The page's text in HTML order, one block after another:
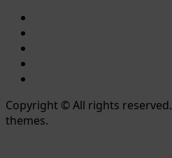
Copyright © All rights reserved.
themes.